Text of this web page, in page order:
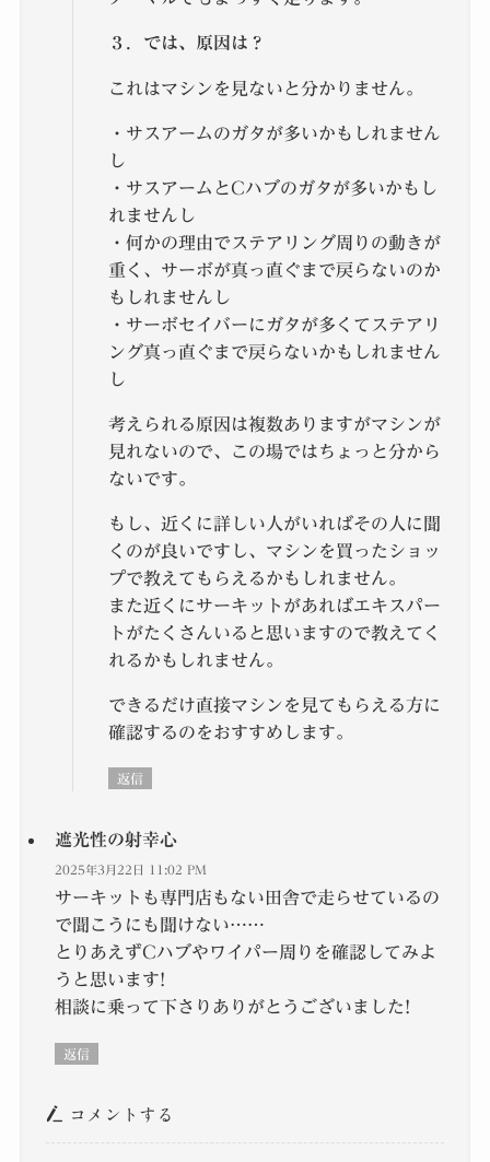
３．では、原因は？
これはマシンを見ないと分かりません。
・サスアームのガタが多いかもしれません
し
・サスアームとCハブのガタが多いかもし
れませんし
・何かの理由でステアリング周りの動きが
重く、サーボが真っ直ぐまで戻らないのか
もしれませんし
・サーボセイバーにガタが多くてステアリ
ング真っ直ぐまで戻らないかもしれません
し
考えられる原因は複数ありますがマシンが
見れないので、この場ではちょっと分から
ないです。
もし、近くに詳しい人がいればその人に聞
くのが良いですし、マシンを買ったショッ
プで教えてもらえるかもしれません。
また近くにサーキットがあればエキスパー
トがたくさんいると思いますので教えてく
れるかもしれません。
できるだけ直接マシンを見てもらえる方に
確認するのをおすすめします。
返信
遮光性の射幸心
2025年3月22日 11:02 PM
サーキットも専門店もない田舎で走らせているの
で聞こうにも聞けない……
とりあえずCハブやワイパー周りを確認してみよ
うと思います!
相談に乗って下さりありがとうございました!
返信
コメントする